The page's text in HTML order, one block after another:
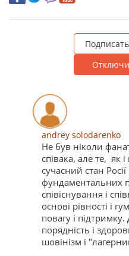
andrey solodarenko
Не був ніколи
співака, але те, як
сучасний стан Росії
фундаментальних
співіснування і
основі рівності і
повагу і
порядність і
шовінізм і